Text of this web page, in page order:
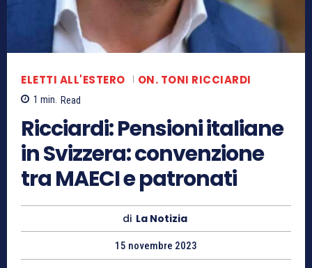
ELETTI ALL'ESTERO ON. TONI RICCIARDI
1 min. Read
Ricciardi: Pensioni italiane
in Svizzera: convenzione
tra MAECI e patronati
di La Notizia
15 novembre 2023